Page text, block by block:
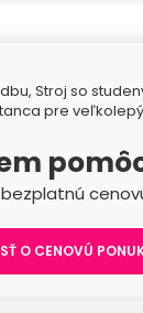
Stroj so
pre
O CENOVÚ